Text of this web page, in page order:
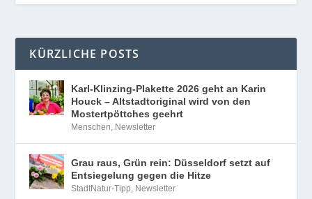
KÜRZLICHE POSTS
Karl-Klinzing-Plakette 2026 geht an Karin
Houck – Altstadtoriginal wird von den
Mostertpöttches geehrt
Menschen Newsletter
Grau raus, Grün rein: Düsseldorf setzt auf
Entsiegelung gegen die Hitze
StadtNatur-Tipp Newsletter